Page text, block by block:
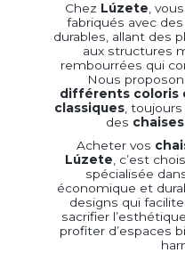
Chez Lúzete,
fabriqués avec
durables, allant des
aux structures
rembourrées qui
Nous
différents coloris
classiques, toujours
des
Acheter vos
Lúzete , c’est
spécialisée
économique et
designs qui
sacrifier
profiter d’espaces